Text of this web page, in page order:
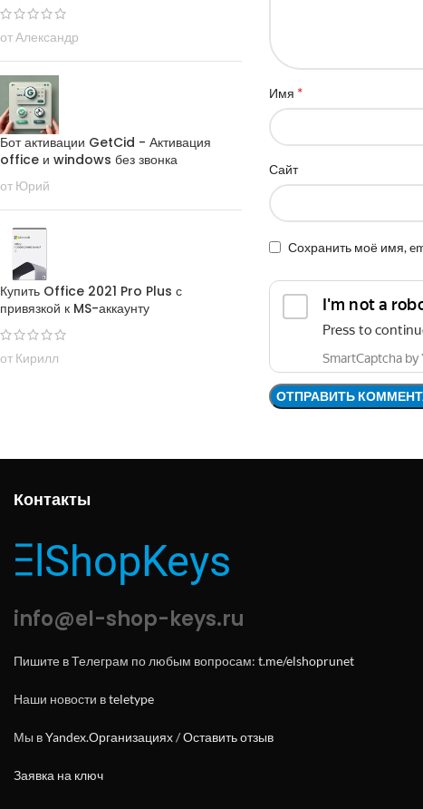
от Александр
Бот активации GetCid - Активация
office и windows без звонка
от Юрий
Купить Office 2021 Pro Plus с
привязкой к MS-аккаунту
от Кирилл
Имя *
Сайт
Сохранить моё имя,
Контакты
info@el-shop-keys.ru
Пишите в Телеграм по любым вопросам: t.me/elshoprunet
Наши новости вteletype
Мы вYandex.Организациях/Оставить отзыв
Заявка на ключ